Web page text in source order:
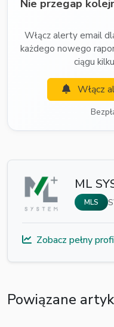
Nie przegap
Włącz alerty email
każdego nowego
ciągu
Włącz
ML
MLS
Zobacz pełny
Powiązane